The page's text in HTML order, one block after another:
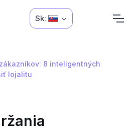
Sk:
8 inteligentných
lojalitu